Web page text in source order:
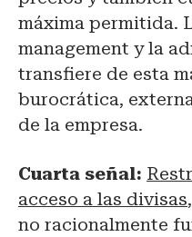
máxima permitida.
management y la
transfiere de esta
burocrática,
de la empresa.
Cuarta señal:
acceso a las divisas
no racionalmente